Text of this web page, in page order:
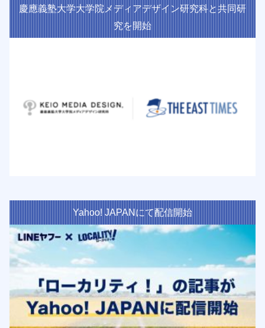
慶應義塾大学大学院メディアデザイン研究科と共同研
究を開始
Yahoo! JAPANにて配信開始